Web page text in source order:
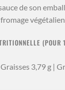
de son
(POUR
3,79 g |